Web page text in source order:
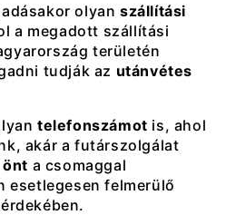
olyanszállítási
a megadott szállítási
területén
tudják az utánvétes
telefonszámot is, ahol
akár a futárszolgálat
önt a csomaggal
esetlegesen felmerülő